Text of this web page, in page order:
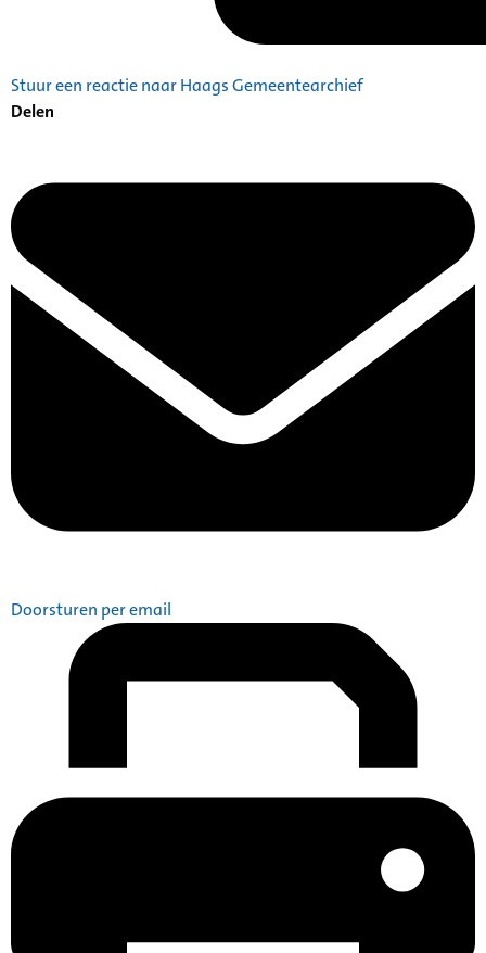
Stuur een reactie naar Haags Gemeentearchief
Delen
Doorsturen per email